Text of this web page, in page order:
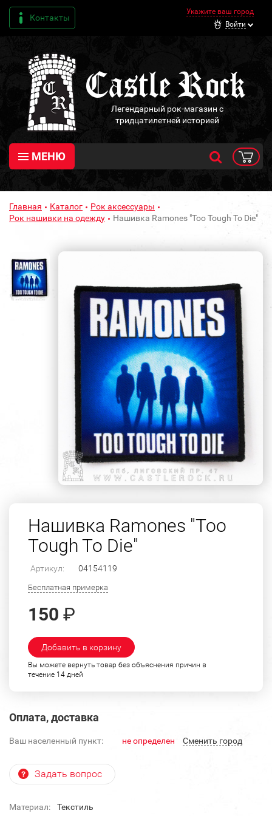
Контакты
Укажите ваш город
Войти
Легендарный рок-магазин с
тридцатилетней историей
МЕНЮ
Главная Каталог
Рок аксессуары
Рок нашивки на одежду
Нашивка Ramones "Too Tough To Die"
Нашивка Ramones "Too
Tough To Die"
Артикул: 04154119
Бесплатная примерка
150 ₽
Добавить в корзину
Вы можете вернуть товар без объяснения причин в
течение 14 дней
Оплата, доставка
Ваш населенный пункт: не определен Cменить город
Задать вопрос
Материал:
Текстиль